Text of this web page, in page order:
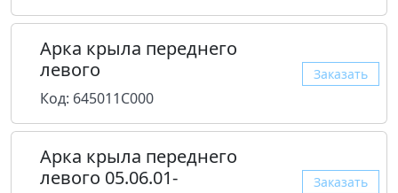
Арка крыла переднего
левого
Код: 645011C000
Заказать
Арка крыла переднего
левого 05.06.01-
Заказать